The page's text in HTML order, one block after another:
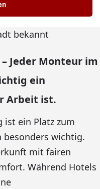
bekannt
Jeder Monteur im
ein
Arbeit ist.
ist ein Platz zum
besonders wichtig.
mit fairen
Während Hotels